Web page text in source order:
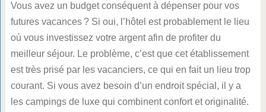
Vous avez un budget conséquent à dépenser pour vos
futures vacances ? Si oui, l’hôtel est probablement le lieu
où vous investissez votre argent afin de profiter du
meilleur séjour. Le problème, c’est que cet établissement
est très prisé par les vacanciers, ce qui en fait un lieu trop
courant. Si vous avez besoin d’un endroit spécial, il y a
les campings de luxe qui combinent confort et originalité.